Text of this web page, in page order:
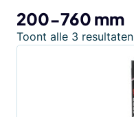
200-760 mm
Toont alle 3 resultaten